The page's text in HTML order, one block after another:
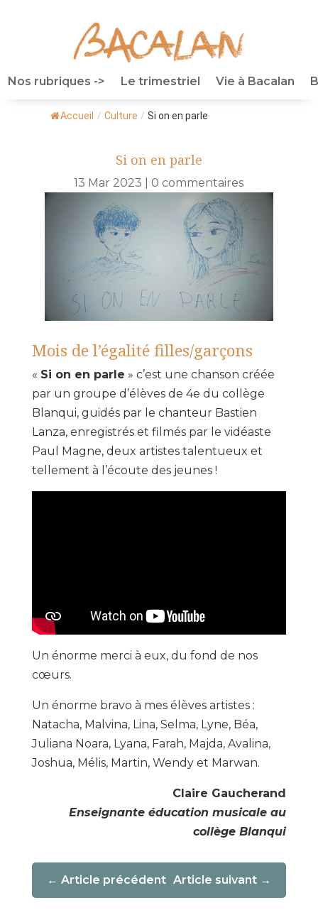
Nos rubriques -> Le trimestriel Vie à Bacalan
Accueil / Culture / Si on en parle
Si on en parle
13 Mar 2023 0 commentaires
Mois de l’égalité filles/garçons
« Si on en parle » c’est une chanson créée
par un groupe d’élèves de 4e du collège
Blanqui, guidés par le chanteur Bastien
Lanza, enregistrés et filmés par le vidéaste
Paul Magne, deux artistes talentueux et
tellement à l’écoute des jeunes !
Un énorme merci à eux, du fond de nos
cœurs.
Un énorme bravo à mes élèves artistes :
Natacha, Malvina, Lina, Selma, Lyne, Béa,
Juliana Noara, Lyana, Farah, Majda, Avalina,
Joshua, Mélis, Martin, Wendy et Marwan.
Claire Gaucherand
Enseignante éducation musicale au
collège Blanqui
Article suivant
Article précédent